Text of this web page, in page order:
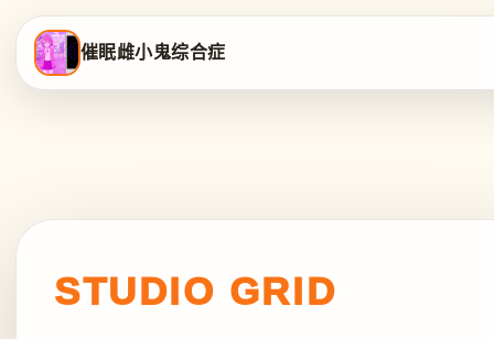
催眠雌小鬼综合症
STUDIO GRID